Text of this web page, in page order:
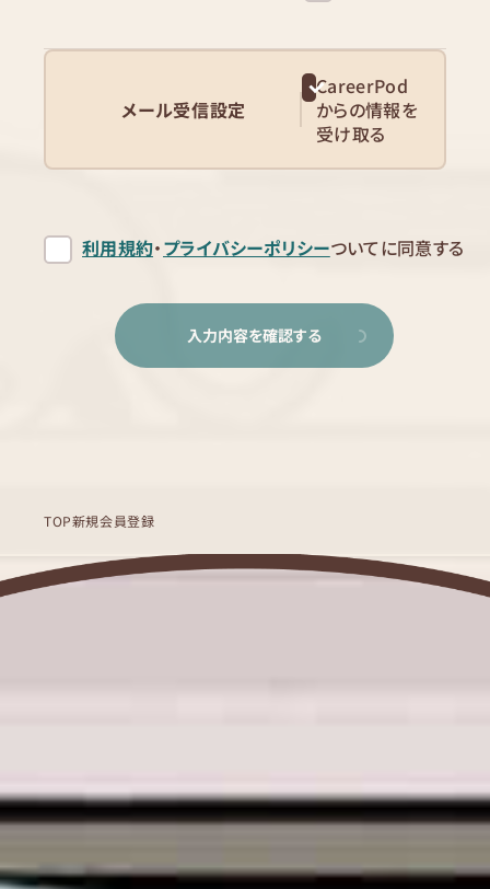
メール受信設定
CareerPod
からの情報を
受け取る
利用規約・プライバシーポリシーついてに同意する
入力内容を確認する
TOP新規会員登録